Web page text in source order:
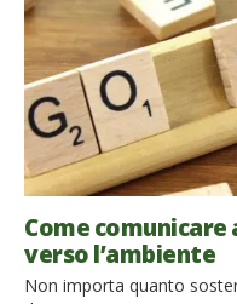
Come
verso l’ambiente
Non importa quanto